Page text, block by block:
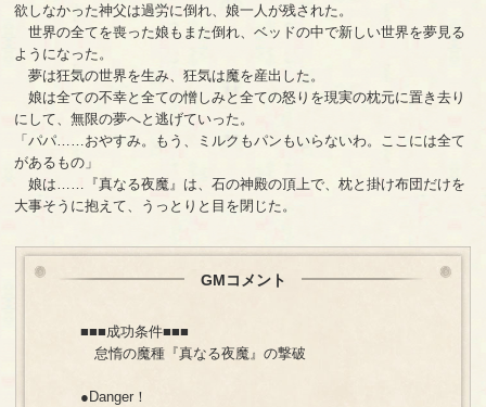
欲しなかった神父は過労に倒れ、娘一人が残された。
世界の全てを喪った娘もまた倒れ、ベッドの中で新しい世界を夢見る
ようになった。
夢は狂気の世界を生み、狂気は魔を産出した。
娘は全ての不幸と全ての憎しみと全ての怒りを現実の枕元に置き去り
にして、無限の夢へと逃げていった。
「パパ……おやすみ。もう、ミルクもパンもいらないわ。ここには全て
があるもの」
娘は……『真なる夜魔』は、石の神殿の頂上で、枕と掛け布団だけを
大事そうに抱えて、うっとりと目を閉じた。
GMコメント
■■■成功条件■■■
怠惰の魔種『真なる夜魔』の撃破
●Danger！